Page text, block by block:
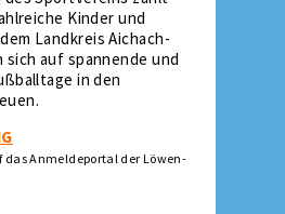
Kinder und
Landkreis Aichach-
auf spannende und
in den
das Anmeldeportal der Löwen-